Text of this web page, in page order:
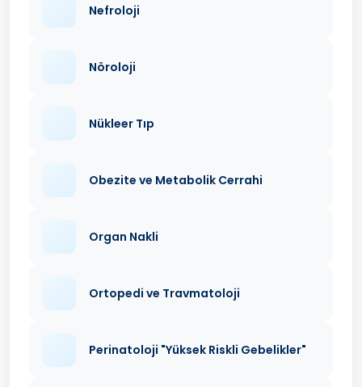
Nefroloji
Nöroloji
Nükleer Tıp
Obezite ve Metabolik Cerrahi
Organ Nakli
Ortopedi ve Travmatoloji
Perinatoloji "Yüksek Riskli Gebelikler"